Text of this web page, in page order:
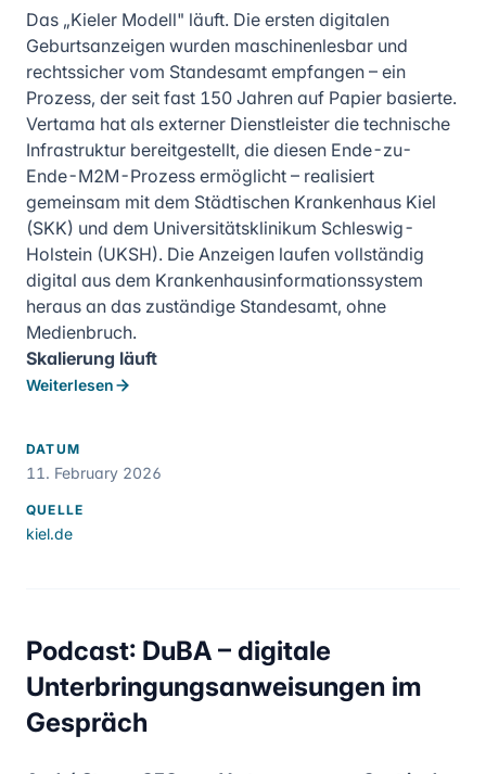
Das „Kieler Modell" läuft. Die ersten digitalen
Geburtsanzeigen wurden maschinenlesbar und
rechtssicher vom Standesamt empfangen – ein
Prozess, der seit fast 150 Jahren auf Papier basierte.
Vertama hat als externer Dienstleister die technische
Infrastruktur bereitgestellt, die diesen Ende-zu-
Ende-M2M-Prozess ermöglicht – realisiert
gemeinsam mit dem Städtischen Krankenhaus Kiel
(SKK) und dem Universitätsklinikum Schleswig-
Holstein (UKSH). Die Anzeigen laufen vollständig
digital aus dem Krankenhausinformationssystem
heraus an das zuständige Standesamt, ohne
Medienbruch.
Skalierung läuft
Weiterlesen
DATUM
11. February 2026
QUELLE
kiel.de
Podcast: DuBA – digitale
Unterbringungsanweisungen im
Gespräch